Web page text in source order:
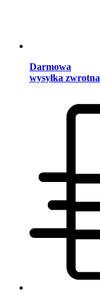
Darmowa
wysyłka zwrotna